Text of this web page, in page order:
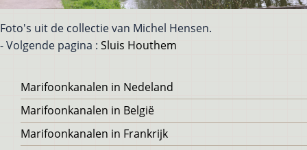
Foto's uit de collectie van Michel Hensen.
- Volgende pagina : Sluis Houthem
Voet
Marifoonkanalen in Nedeland
Marifoonkanalen in België
Marifoonkanalen in Frankrijk